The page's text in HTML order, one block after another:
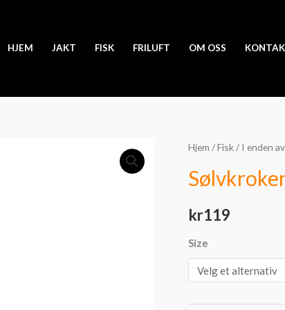
HJEM JAKT FISK FRILUFT OM OSS
Hjem /Fisk/ I enden
kr119
Size
Sølvkroken
Zebra
antall